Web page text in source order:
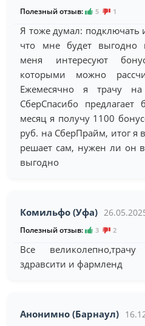
Полезный отзыв: 5 1
Я тоже думал: подключать
что мне будет выгодно
меня интересуют
которыми можно
Ежемесячно я трачу
СберСпасибо
месяц я получу 1100
руб. на СберПрайм, итог
решает сам, нужен ли он
выгодно
Комильфо (Уфа)
Полезный отзыв: 3 2
Все
здравсити и фармленд
Анонимно (Барнаул)